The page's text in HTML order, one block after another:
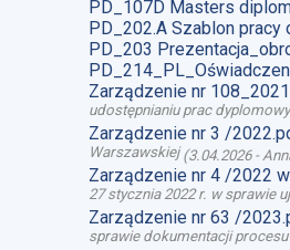
PD_107D Masters
PD_202.A Szablon
PD_203
Zarządzenie nr
udostępnianiu prac
Zarządzenie nr 3 /
Warszawskiej(3.04.2026-
Zarządzenie nr 4 /2022
27 stycznia 2022 r. w sprawie
Zarządzenie nr 63 /
sprawie dokumentacji